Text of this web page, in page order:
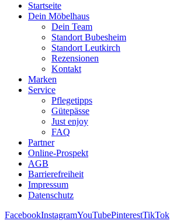
Startseite
Dein Möbelhaus
Dein Team
Standort Bubesheim
Standort Leutkirch
Rezensionen
Kontakt
Marken
Service
Pflegetipps
Gütepässe
Just enjoy
FAQ
Partner
Online-Prospekt
AGB
Barrierefreiheit
Impressum
Datenschutz
FacebookInstagramYouTubePinterestTikTok